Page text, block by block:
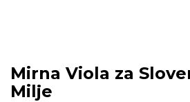
Mirna Viola za
Milje